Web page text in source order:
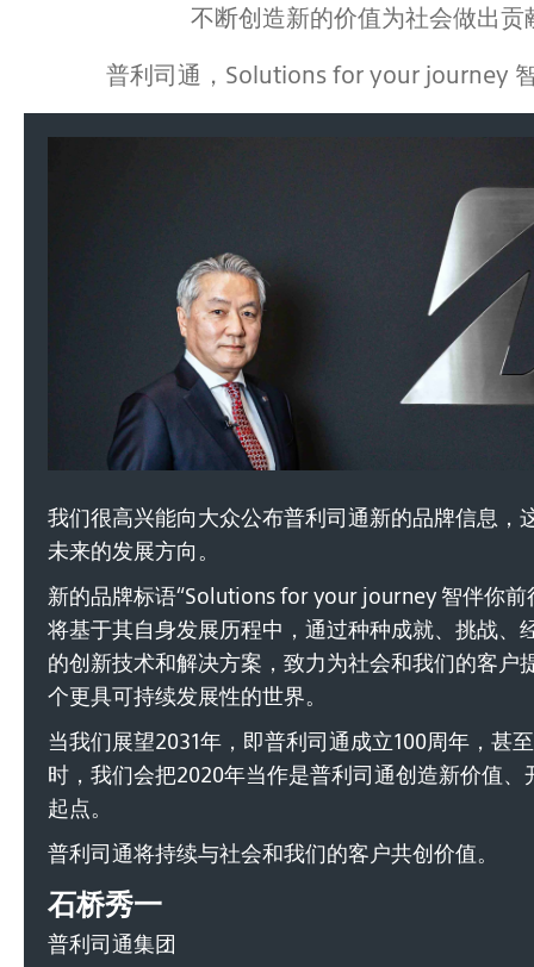
不断创造新的价值为社会做出贡
普利司通，Solutions for your journey
我们很高兴能向大众公布普利司通新的品牌信息，
未来的发展方向。
新的品牌标语“Solutions for your journey 智伴你前
将基于其自身发展历程中，通过种种成就、挑战、
的创新技术和解决方案，致力为社会和我们的客户
个更具可持续发展性的世界。
当我们展望2031年，即普利司通成立100周年，甚
时，我们会把2020年当作是普利司通创造新价值、
起点。
普利司通将持续与社会和我们的客户共创价值。
石桥秀一
普利司通集团